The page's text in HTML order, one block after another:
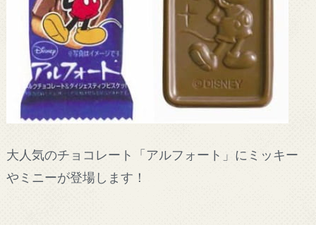
大人気のチョコレート「アルフォート」にミッキー
やミニーが登場します！